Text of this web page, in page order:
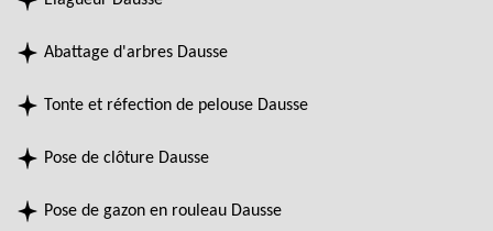
Abattage d'arbres Dausse
Tonte et réfection de pelouse Dausse
Pose de clôture Dausse
Pose de gazon en rouleau Dausse